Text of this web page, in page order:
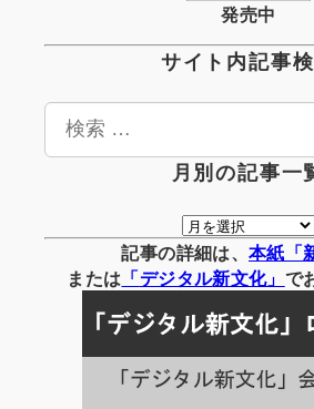
発売中
サイト内記事
検
月別の記事一
月
別
の
事
一
覧
記事の詳細は、 本紙「
または 「デジタル新文化」 で